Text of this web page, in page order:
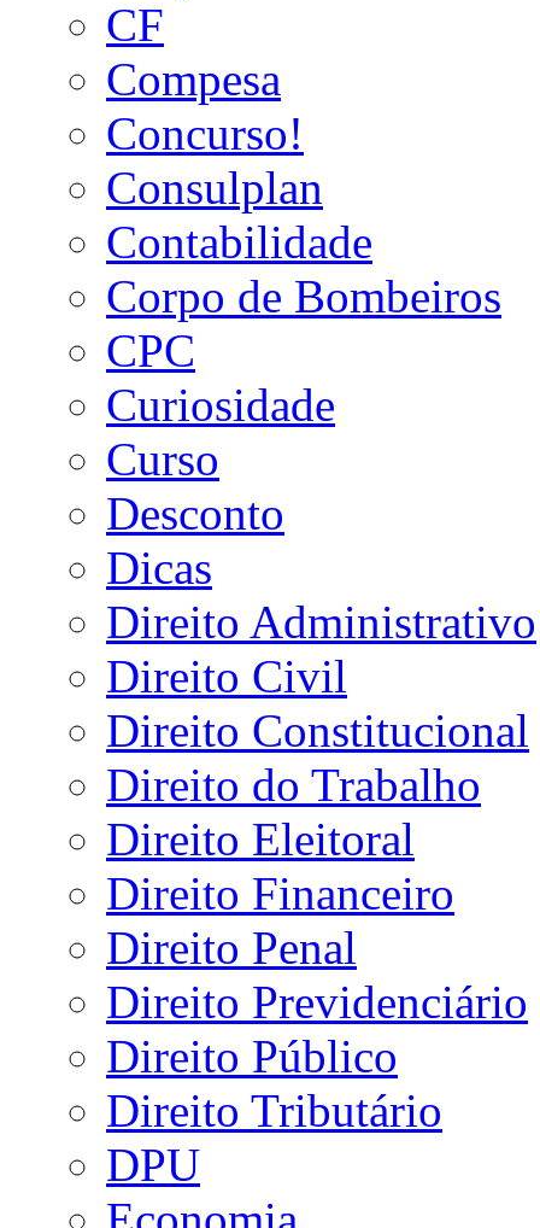
CF
Compesa
Concurso!
Consulplan
Contabilidade
Corpo de Bombeiros
CPC
Curiosidade
Curso
Desconto
Dicas
Direito Administrativo
Direito Civil
Direito Constitucional
Direito do Trabalho
Direito Eleitoral
Direito Financeiro
Direito Penal
Direito Previdenciário
Direito Público
Direito Tributário
DPU